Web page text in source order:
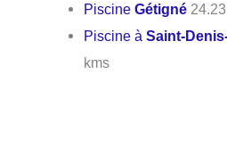
PiscineGétigné
Piscine àSaint-
kms